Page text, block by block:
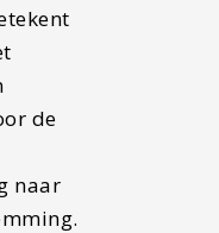
de
naar